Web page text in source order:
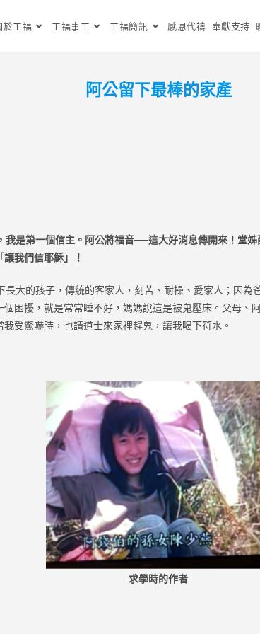
於工福 工福事工 工福簡訊 感恩代禱 奉獻支持
阿公留下最棒的家產
我是第一個信主。阿公將福音──這大好消息傳開來！堂
我們信耶穌」！
大的孩子，傳統的客家人，刻苦、耐操、愛家人；因為
個困擾，就是常常睡不好，媽媽說這是被鬼壓床。父母、
受驚嚇時，也請道士來家裡趕鬼，讓我喝下符水。
求學時的作者